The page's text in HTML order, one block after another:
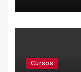
Cursos